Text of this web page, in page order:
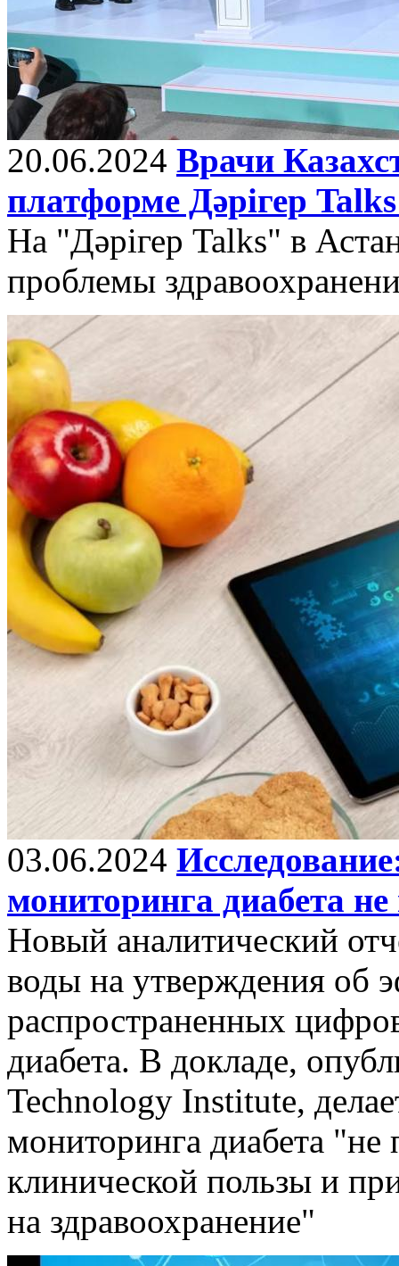
20.06.2024 Врачи
платформе Дәрігер
На "Дәрігер Talks" в
проблемы
03.06.2024
мониторинга диабета
Новый аналитический
воды на утверждения об
распространенных
диабета. В докладе,
Technology Institute,
мониторинга диабета "не
клинической пользы и
на здравоохранение"